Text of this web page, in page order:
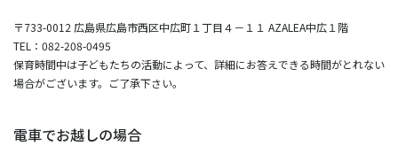
〒733-0012 広島県広島市西区中広町１丁目４－１１ AZALEA中広１階
TEL：082-208-0495
保育時間中は子どもたちの活動によって、詳細にお答えできる時間がとれない
場合がございます。ご了承下さい。
電車でお越しの場合